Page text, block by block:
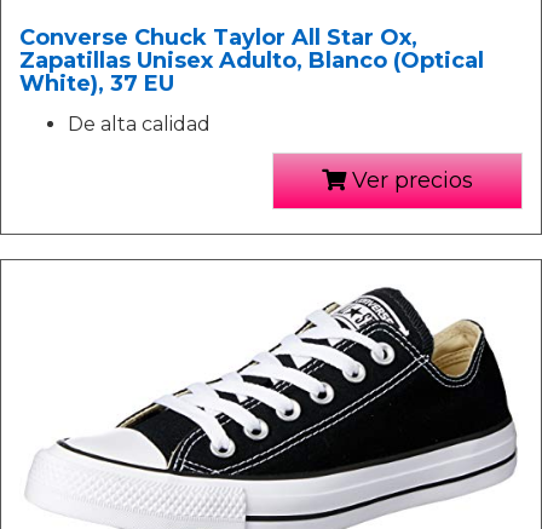
Converse Chuck Taylor All Star Ox,
Zapatillas Unisex Adulto, Blanco (Optical
White), 37 EU
De alta calidad
Ver precios